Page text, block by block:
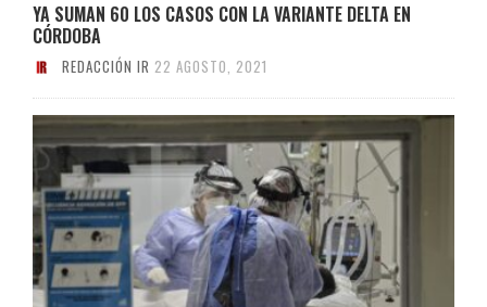
YA SUMAN 60 LOS CASOS CON LA VARIANTE DELTA EN
CÓRDOBA
REDACCIÓN IR 22 AGOSTO, 2021